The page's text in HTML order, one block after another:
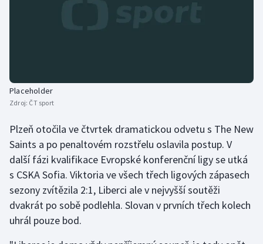
Volejbal
Ostatní
Placeholder
Zdroj: ČT sport
Plzeň otočila ve čtvrtek dramatickou odvetu s The New
Saints a po penaltovém rozstřelu oslavila postup. V
další fázi kvalifikace Evropské konferenční ligy se utká
s CSKA Sofia. Viktoria ve všech třech ligových zápasech
sezony zvítězila 2:1, Liberci ale v nejvyšší soutěži
dvakrát po sobě podlehla. Slovan v prvních třech kolech
uhrál pouze bod.